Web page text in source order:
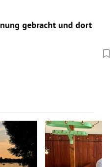
gebracht und dort